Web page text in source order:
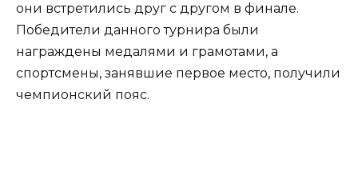
они встретились друг с другом в финале.
Победители данного турнира были
награждены медалями и грамотами, а
спортсмены, занявшие первое место, получили
чемпионский пояс.